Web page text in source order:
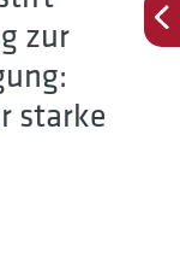
zur
starke